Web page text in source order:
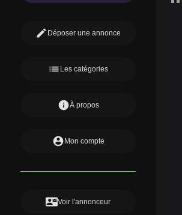
edit Déposer une annonce
list Les catégories
infoÀ propos
account_circle Mon compte
contact_mailVoir l'annonceur